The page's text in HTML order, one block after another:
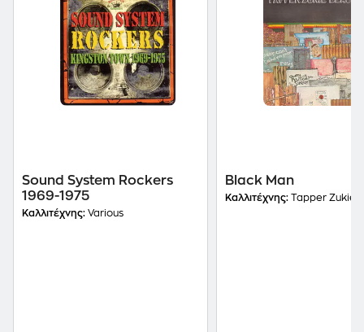
Sound System Rockers
1969-1975
Καλλιτέχνης: Various
Black Man
Καλλιτέχνης: Tapper Zukie